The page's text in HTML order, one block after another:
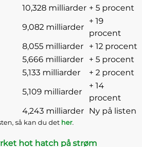
10,328 milliarder + 5 procent
9,082 milliarder
+ 19
procent
8,055 milliarder
+ 12 procent
5,666 milliarder
+ 5 procent
5,133 milliarder
+ 2 procent
5,109 milliarder
+ 14
procent
4,243 milliarder Ny på listen
så kan du det her.
hot hatch på strøm